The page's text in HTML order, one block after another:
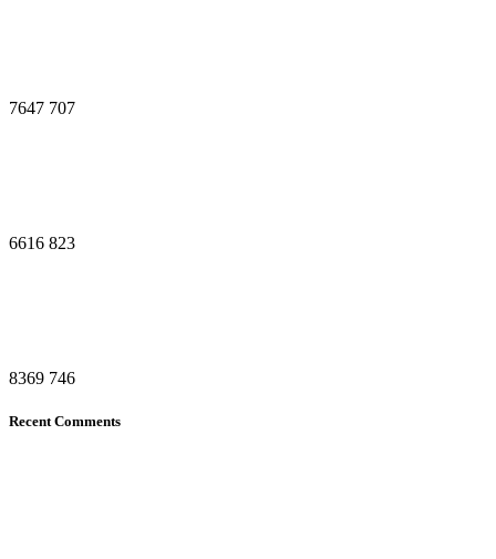
7647 707
6616 823
8369 746
Recent Comments